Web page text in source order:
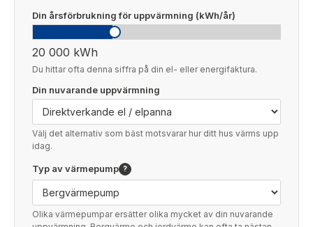
Din årsförbrukning för uppvärmning (kWh/år)
20 000 kWh
Du hittar ofta denna siffra på din el- eller energifaktura.
Din nuvarande uppvärmning
Välj det alternativ som bäst motsvarar hur ditt hus värms upp
idag.
Typ av värmepump ?
Olika värmepumpar ersätter olika mycket av din nuvarande